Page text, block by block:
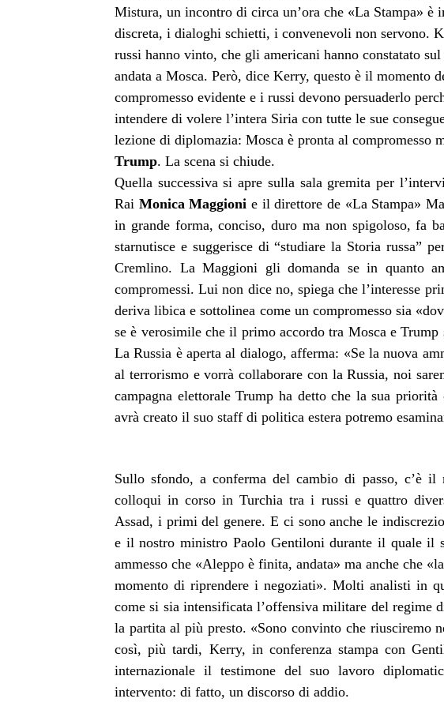
Mistura, un incontro di circa un’ora che «La Stampa»
discreta, i dialoghi schietti, i convenevoli non servono.
russi hanno vinto, che gli americani hanno constatato
andata a Mosca. Però, dice Kerry, questo è il momento
compromesso evidente e i russi devono persuaderlo
intendere di volere l’intera Siria con tutte le sue
lezione di diplomazia: Mosca è pronta al compromesso
Trump. La scena si chiude.
Quella successiva si apre sulla sala gremita per
Rai Monica Maggionie il direttore de «La Stampa»
in grande forma, conciso, duro ma non spigoloso, fa
starnutisce e suggerisce di “studiare la Storia russa”
Cremlino. La Maggioni gli domanda se in quanto
compromessi. Lui non dice no, spiega che l’interesse
deriva libica e sottolinea come un compromesso sia
se è verosimile che il primo accordo tra Mosca e
La Russia è aperta al dialogo, afferma: «Se la nuova
al terrorismo e vorrà collaborare con la Russia, noi
campagna elettorale Trump ha detto che la sua
avrà creato il suo staff di politica estera potremo
Sullo sfondo, a conferma del cambio di passo, c’è il
colloqui in corso in Turchia tra i russi e quattro
Assad, i primi del genere. E ci sono anche le
e il nostro ministro Paolo Gentiloni durante il quale il
ammesso che «Aleppo è finita, andata» ma anche che
momento di riprendere i negoziati». Molti analisti in
come si sia intensificata l’offensiva militare del regime
la partita al più presto. «Sono convinto che riusciremo
così, più tardi, Kerry, in conferenza stampa con
internazionale il testimone del suo lavoro
intervento: di fatto, un discorso di addio.